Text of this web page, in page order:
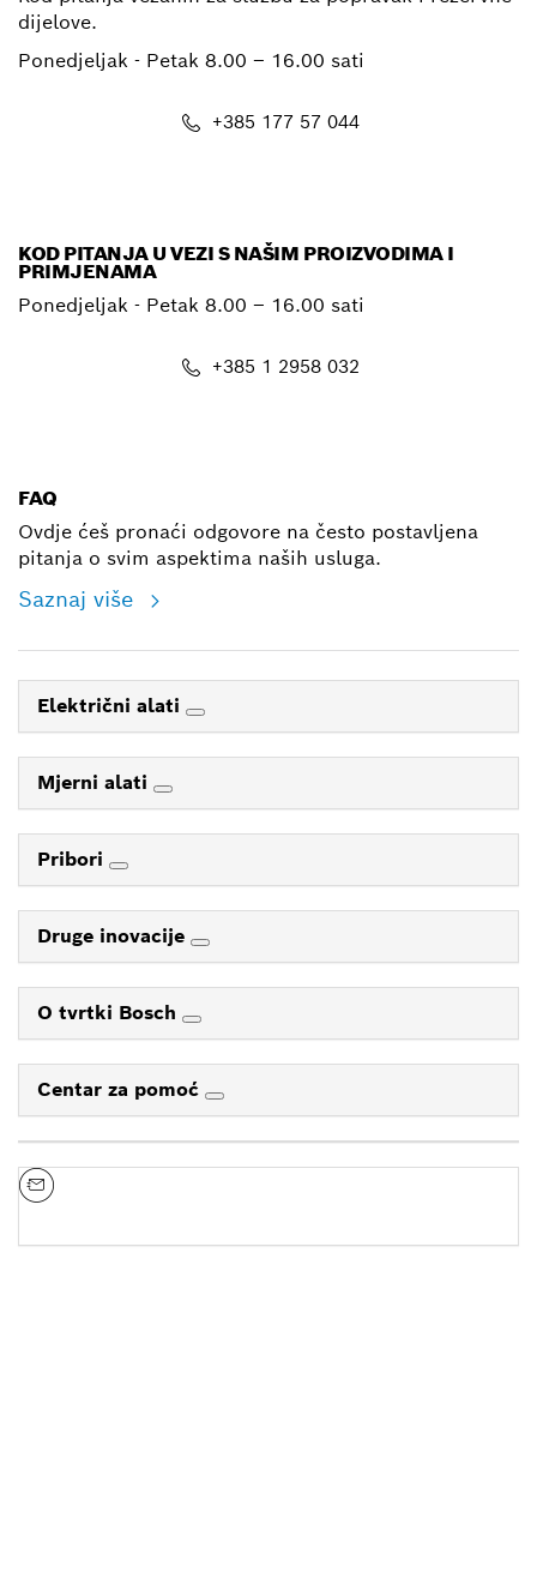
dijelove.
Ponedjeljak - Petak 8.00 – 16.00 sati
+385 177 57 044
KOD PITANJA U VEZI S NAŠIM PROIZVODIMA I
PRIMJENAMA
Ponedjeljak - Petak 8.00 – 16.00 sati
+385 1 2958 032
FAQ
Ovdje ćeš pronaći odgovore na često postavljena
pitanja o svim aspektima naših usluga.
Saznaj više
Električni alati
Mjerni alati
Pribori
Druge inovacije
O tvrtki Bosch
Centar za pomoć